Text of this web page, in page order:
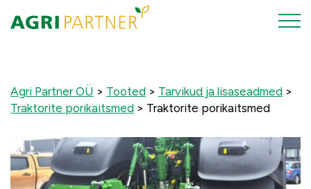
Agri Partner OÜ > Tooted > Tarvikud ja lisaseadmed >
Traktorite porikaitsmed > Traktorite porikaitsmed